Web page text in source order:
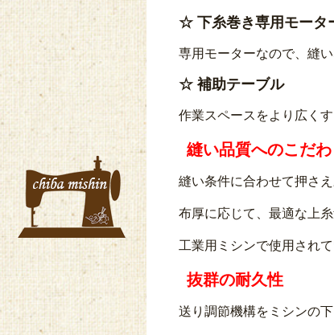
☆ 下糸巻き専用モータ
専用モーターなので、縫
☆ 補助テーブル
作業スペースをより広く
縫い品質へのこだわ
縫い条件に合わせて押さ
布厚に応じて、最適な上糸
工業用ミシンで使用され
抜群の耐久性
送り調節機構をミシンの